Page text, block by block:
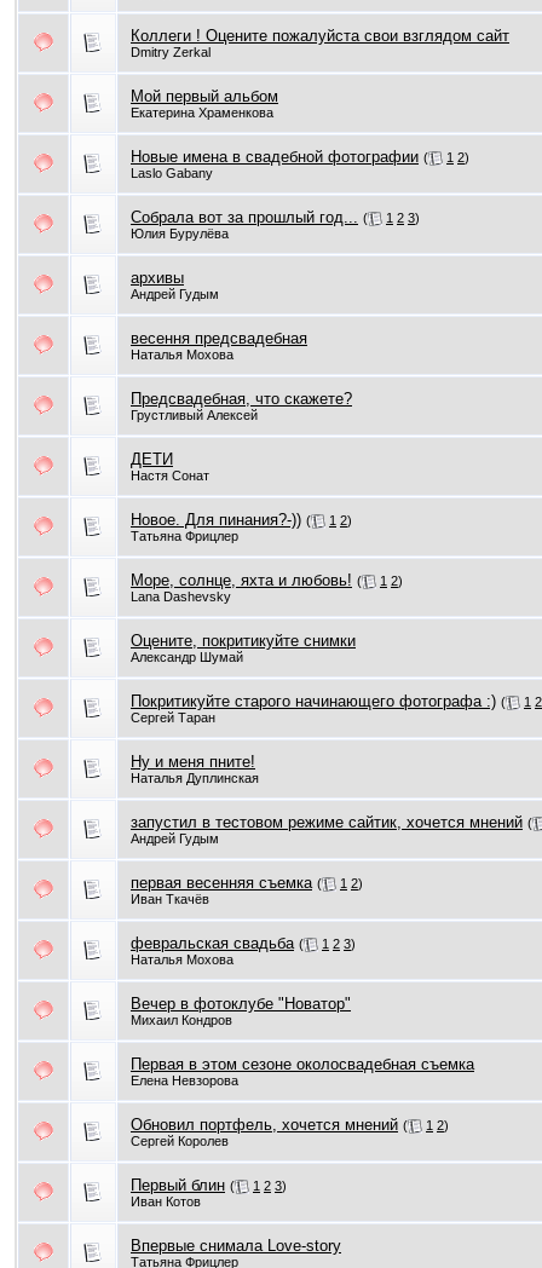
Коллеги ! Оцените пожалуйста свои взглядом сайт
Dmitry Zerkal
Мой первый альбом
Екатерина Храменкова
Новые имена в свадебной фотографии ( 1 2)
Laslo Gabany
Собрала вот за прошлый год... ( 1 2 3)
Юлия Бурулёва
архивы
Андрей Гудым
весення предсвадебная
Наталья Мохова
Предсвадебная, что скажете?
Грустливый Алексей
ДЕТИ
Настя Сонат
Новое. Для пинания?-)) ( 1 2)
Татьяна Фрицлер
Море, солнце, яхта и любовь! ( 1 2)
Lana Dashevsky
Оцените, покритикуйте снимки
Александр Шумай
Покритикуйте старого начинающего фотографа :) ( 1 2
Сергей Таран
Ну и меня пните!
Наталья Дуплинская
запустил в тестовом режиме сайтик, хочется мнений (
Андрей Гудым
первая весенняя съемка ( 1 2)
Иван Ткачёв
февральская свадьба ( 1 2 3)
Наталья Мохова
Вечер в фотоклубе "Новатор"
Михаил Кондров
Первая в этом сезоне околосвадебная съемка
Елена Невзорова
Обновил портфель, хочется мнений ( 1 2)
Сергей Королев
Первый блин ( 1 2 3)
Иван Котов
Впервые снимала Love-story
Татьяна Фрицлер